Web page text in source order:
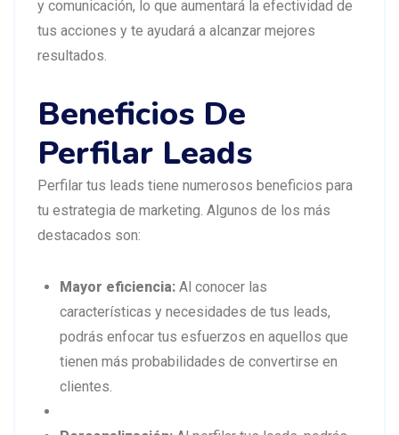
y comunicación, lo que aumentará la efectividad de
tus acciones y te ayudará a alcanzar mejores
resultados.
Beneficios De
Perfilar Leads
Perfilar tus leads tiene numerosos beneficios para
tu estrategia de marketing. Algunos de los más
destacados son:
Mayor eficiencia: Al conocer las
características y necesidades de tus leads,
podrás enfocar tus esfuerzos en aquellos que
tienen más probabilidades de convertirse en
clientes.